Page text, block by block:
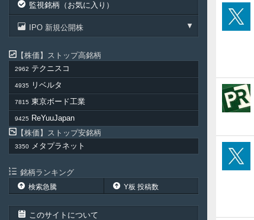
監視銘柄（お気に入り）
IPO 新規公開株
株価 ストップ高銘柄
2962 テクニスコ
4935 リベルタ
7815 東京ボード工業
9425
ReYuuJapan
株価
ストップ安銘柄
3350 メタプラネット
銘柄ランキング
検索急騰 Y板 投稿数
このサイトについて